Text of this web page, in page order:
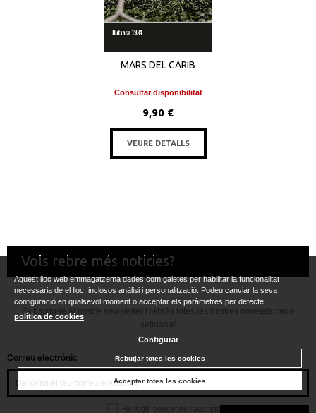
MARS DEL CARIB
Consultar disponibilitat
9,90 €
VEURE DETALLS
Vols rebre més noticies?
Subscriu-te al nostre newsletter i rebràs totes les nostres novetats cada
setmana!
Correu electrònic
He llegit, comprenc i accepto la
Aquest lloc web emmagatzema dades com galetes per habilitar la funcionalitat
necessària de el lloc, inclosos anàlisi i personalització. Podeu canviar la seva
configuració en qualsevol moment o acceptar els paràmetres per defecte.
política de cookies
Configurar
Rebutjar totes les cookies
Acceptar totes les cookies